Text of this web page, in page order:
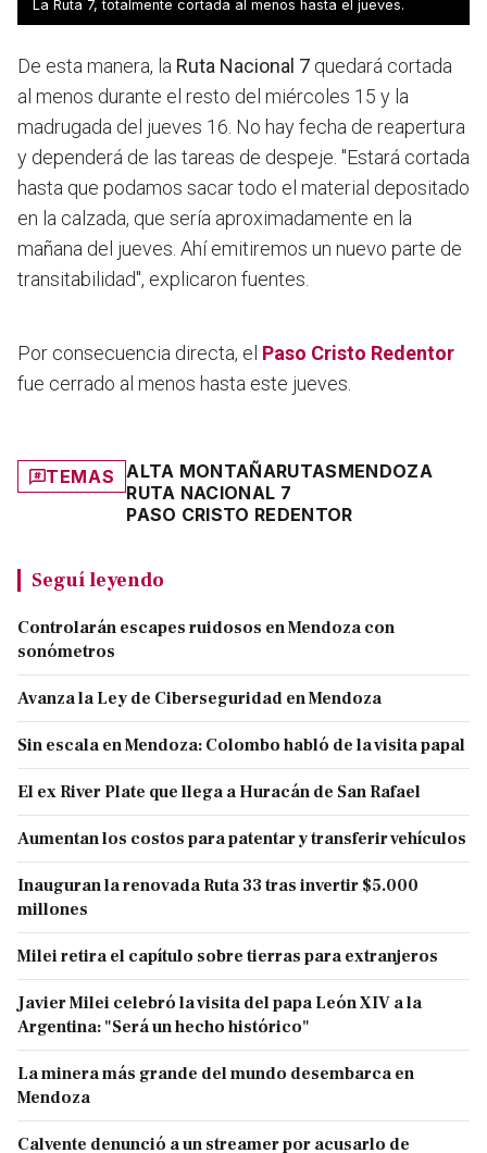
La Ruta 7, totalmente cortada al menos hasta el jueves.
De esta manera, la Ruta Nacional 7 quedará cortada
al menos durante el resto del miércoles 15 y la
madrugada del jueves 16. No hay fecha de reapertura
y dependerá de las tareas de despeje. "Estará cortada
hasta que podamos sacar todo el material depositado
en la calzada, que sería aproximadamente en la
mañana del jueves. Ahí emitiremos un nuevo parte de
transitabilidad", explicaron fuentes.
Por consecuencia directa, el Paso Cristo Redentor
fue cerrado al menos hasta este jueves.
TEMAS ALTA MONTAÑARUTASMENDOZA
RUTA NACIONAL 7
PASO CRISTO REDENTOR
Seguí leyendo
Controlarán escapes ruidosos en Mendoza con
sonómetros
Avanza la Ley de Ciberseguridad en Mendoza
Sin escala en Mendoza: Colombo habló de la visita papal
El ex River Plate que llega a Huracán de San Rafael
Aumentan los costos para patentar y transferir vehículos
Inauguran la renovada Ruta 33 tras invertir $5.000
millones
Milei retira el capítulo sobre tierras para extranjeros
Javier Milei celebró la visita del papa León XIV a la
Argentina: "Será un hecho histórico"
La minera más grande del mundo desembarca en
Mendoza
Calvente denunció a un streamer por acusarlo de